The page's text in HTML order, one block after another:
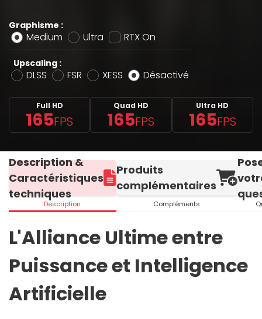
Graphisme :
Medium Ultra RTX On
Upscaling :
DLSS FSR XESS Désactivé
Full HD
165FPS
Quad HD
165FPS
Ultra HD
165FPS
Description &
Caractéristiques
techniques
Description
Produits
complémentaires
Compléments
L'Alliance Ultime entre
Puissance et Intelligence
Artificielle